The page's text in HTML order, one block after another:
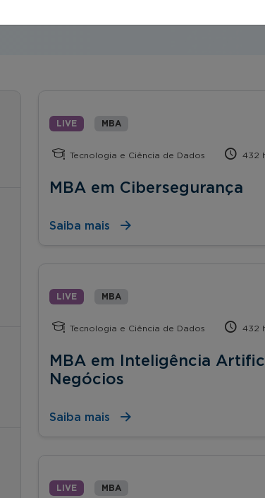
LIVE MBA
Tecnologia e Ciência de Dados 432
MBA em Cibersegurança
Saiba mais
LIVE MBA
Tecnologia e Ciência de Dados 432
MBA em Inteligência
Negócios
Saiba mais
LIVE MBA